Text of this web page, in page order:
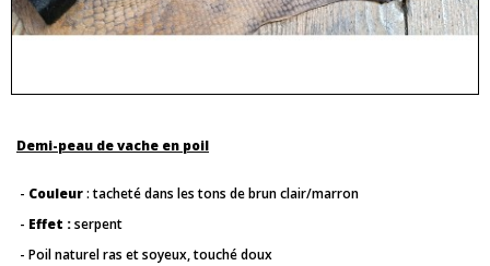
Demi-peau de vache en poil
- Couleur: tacheté dans les tons de brun clair/marron
- Effet :serpent
- Poil naturel ras et soyeux, touché doux